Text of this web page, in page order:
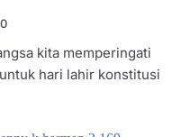
0
kita memperingati
hari lahir konstitusi